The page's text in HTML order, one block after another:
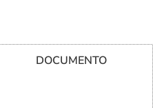
DOCUMENTO